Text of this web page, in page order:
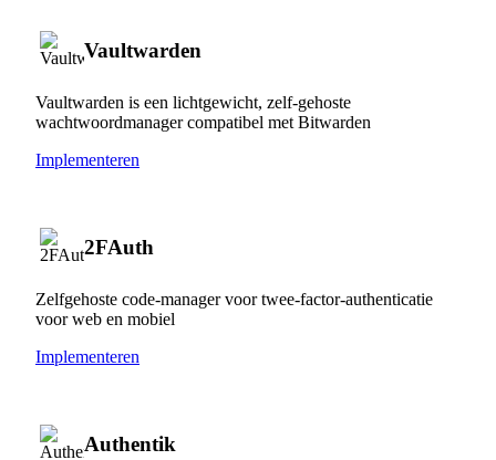
Vaultwarden
Vaultwarden is een lichtgewicht, zelf-gehoste
wachtwoordmanager compatibel met Bitwarden
Implementeren
2FAuth
Zelfgehoste code-manager voor twee-factor-authenticatie
voor web en mobiel
Implementeren
Authentik